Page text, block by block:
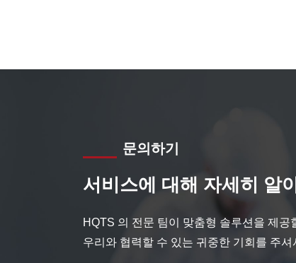
문의하기
서비스에 대해 자세히 알
HQTS 의 전문 팀이 맞춤형 솔루션을 제공
우리와 협력할 수 있는 귀중한 기회를 주셔